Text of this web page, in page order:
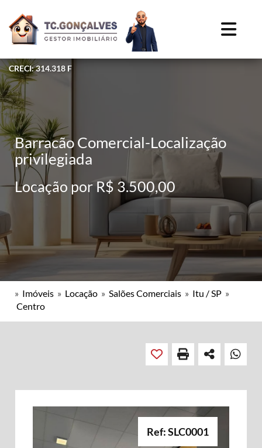
CRECI: 314.318 F
Barracão Comercial-Localização
privilegiada
Locação por R$ 3.500,00
» Imóveis » Locação » Salões Comerciais » Itu / SP »
Centro
Ref: SLC0001